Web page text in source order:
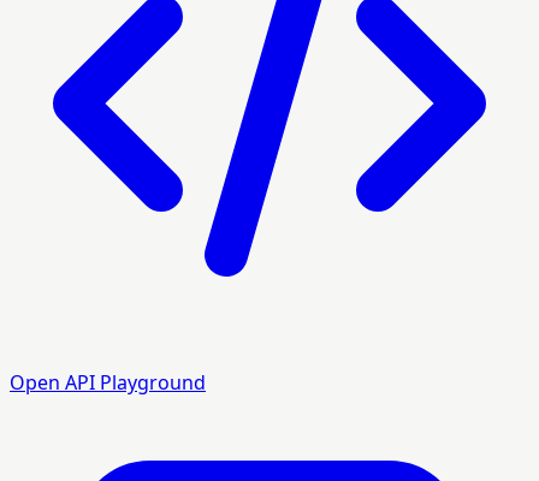
Open API Playground